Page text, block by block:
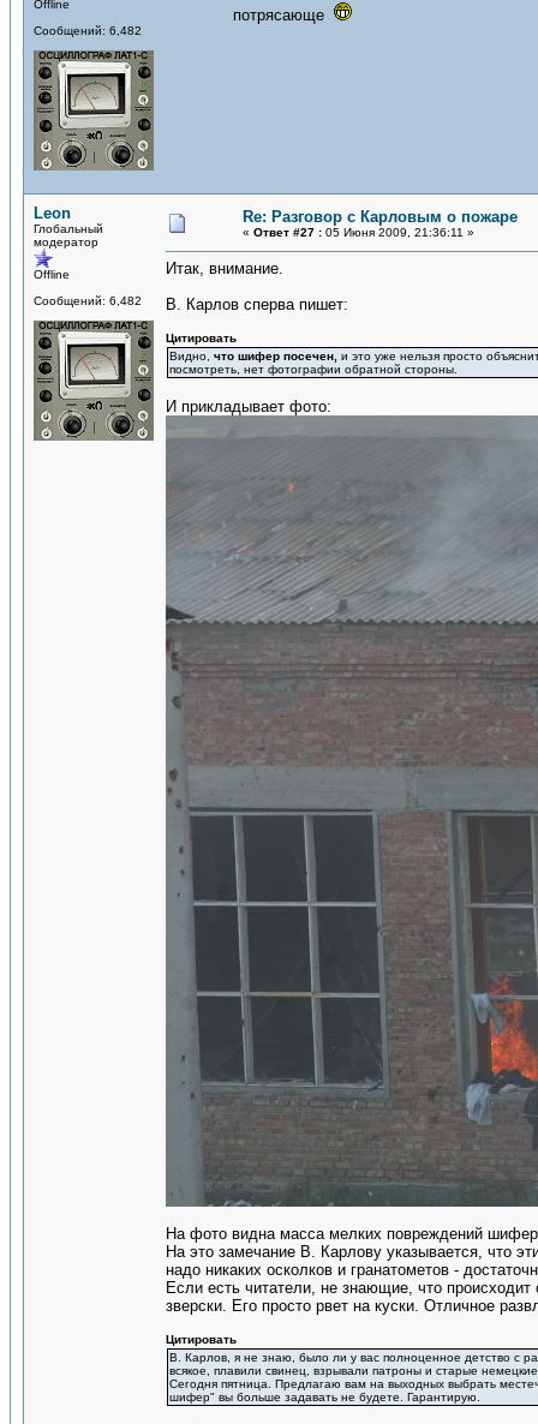
Offline
Сообщений: 6,482
потрясающе
Leon
Глобальный
модератор
Offline
Сообщений: 6,482
Re: Разговор с Карловым о пожаре
« Ответ #27 : 05 Июня 2009, 21:36:11 »
Итак, внимание.
В. Карлов сперва пишет:
Цитировать
Видно, что шифер посечен, и это уже нельзя просто
посмотреть, нет фотографии обратной стороны.
И прикладывает фото:
На фото видна масса мелких повреждений
На это замечание В. Карлову указывается, что
надо никаких осколков и гранатометов -
Если есть читатели, не знающие, что
зверски. Его просто рвет на куски. Отличное
Цитировать
В. Карлов, я не знаю, было ли у вас полноценное детство с
всякое, плавили свинец, взрывали патроны и старые
Сегодня пятница. Предлагаю вам на выходных выбрать
шифер" вы больше задавать не будете. Гарантирую.